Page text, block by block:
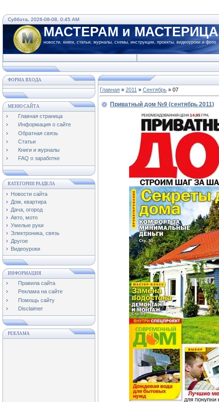
Суббота, 2026-08-08, 0:45 AM
МАСТЕРАМ и
новости, книги, статьи, журналы, схемы, инструкции, проекты, видеоуроки и фото
ФОРМА ВХОДА
МЕНЮ САЙТА
Главная страница
Информация о сайте
Обратная связь
Статьи
Книги и журналы
FAQ о заработке
КАТЕГОРИИ РАЗДЕЛА
Новости сайта
Дом, квартира
Дача, огород
Авто, мото
Умелые руки
Электроника, связь
Другое
Видеоуроки
ИНФОРМАЦИЯ
Правила сайта
Реклама на сайте
Помощь сайту
Disclaimer
РЕКЛАМА
Главная » 2011 » Сентябрь » 07
Приватный дом №9 (сентябрь 2011)